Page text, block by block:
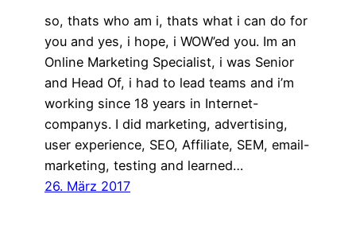
so, thats who am i, thats what i can do for
you and yes, i hope, i WOW’ed you. Im an
Online Marketing Specialist, i was Senior
and Head Of, i had to lead teams and i’m
working since 18 years in Internet-
companys. I did marketing, advertising,
user experience, SEO, Affiliate, SEM, email-
marketing, testing and learned…
26. März 2017